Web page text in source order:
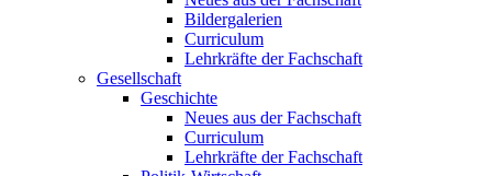
Bildergalerien
Curriculum
Lehrkräfte der Fachschaft
Gesellschaft
Geschichte
Neues aus der Fachschaft
Curriculum
Lehrkräfte der Fachschaft